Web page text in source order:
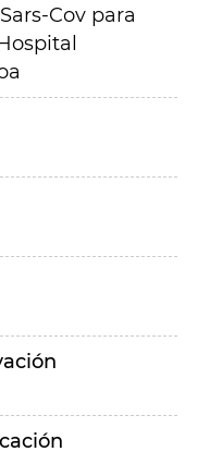
Cov para